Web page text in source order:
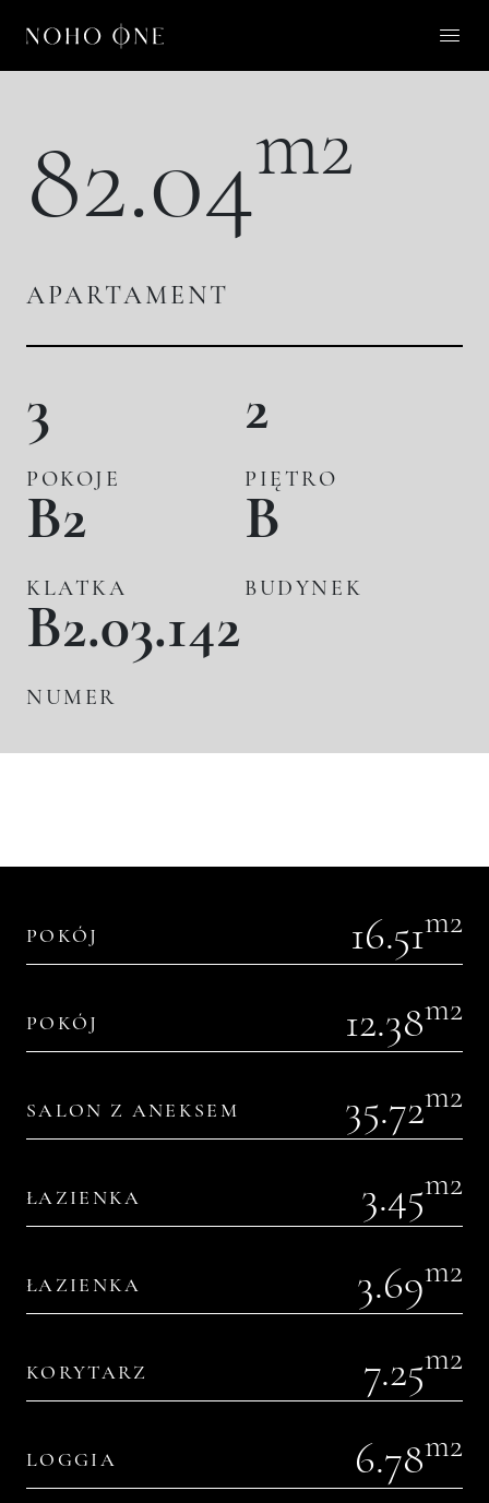
LIFESTYLE
O NAS
KONTAKT
PL
82.04m2
APARTAMENT
3
POKOJE
2
PIĘTRO
B2
KLATKA
B
BUDYNEK
B2.03.142
NUMER
POKÓJ 16.51m2
POKÓJ 12.38m2
SALON Z ANEKSEM 35.72m2
ŁAZIENKA 3.45m2
ŁAZIENKA 3.69m2
KORYTARZ 7.25m2
LOGGIA 6.78m2